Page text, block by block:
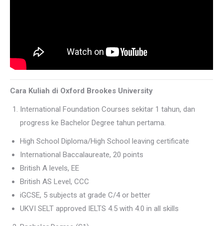
Cara Kuliah di Oxford Brookes University
International Foundation Courses sekitar 1 tahun, dan
progress ke Bachelor Degree tahun pertama.
High School Diploma/High School leaving certificate
International Baccalaureate, 20 points
British A levels, EE
British AS Level, CCC
iGCSE, 5 subjects at grade C/4 or better
UKVI SELT approved IELTS 4.5 with 4.0 in all skills